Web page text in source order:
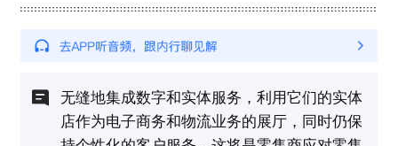
无缝地集成数字和实体服务，利用它们的实体
店作为电子商务和物流业务的展厅，同时仍保